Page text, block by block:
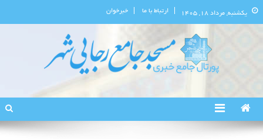
یکشنبه, مرداد ۱۸, ۱۴۰۵ ارتباط با ما خبرخوان
پورتال اطلاع‌رسانی مسجد جامع